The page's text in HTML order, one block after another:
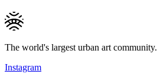
The world's largest urban art community.
Instagram